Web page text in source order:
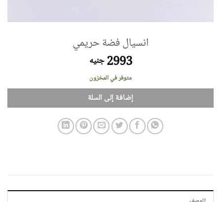
انسيال فضة حريمي
2993 جنيه
متوفر في المخزون
إضافة إلى السلة